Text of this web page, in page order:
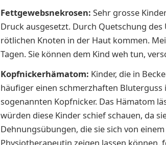
Fettgewebsnekrosen: Sehr grosse
Druck ausgesetzt. Durch Quetschung
rötlichen Knoten in der Haut kommen.
Tagen. Sie können dem Kind weh tun,
Kopfnickerhämatom: Kinder, die in
häufiger einen schmerzhaften
sogenannten Kopfnicker. Das Hämatom
würden diese Kinder schief schauen, da
Dehnungsübungen, die sie sich von
Physiotherapeutin zeigen lassen